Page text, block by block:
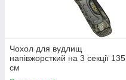
Чохол для вудлищ
напівжорсткий на 3 секції 135
см